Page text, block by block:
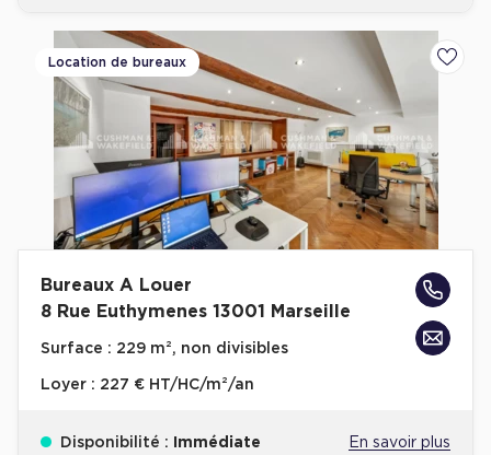
Location de bureaux
Bureaux A Louer
8 Rue Euthymenes 13001 Marseille
Surface : 229 m², non divisibles
Loyer : 227 € HT/HC/m²/an
Disponibilité : Immédiate En savoir plus